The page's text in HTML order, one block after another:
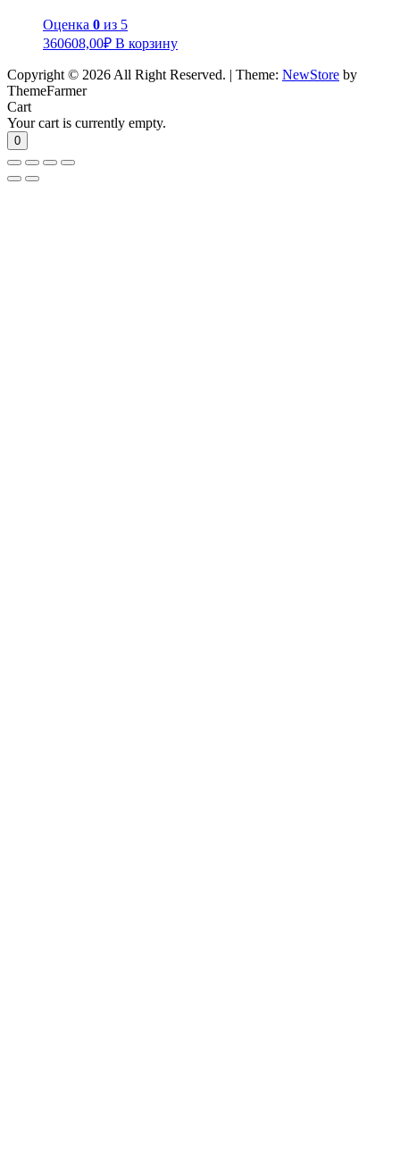
Оценка 0 из 5
360608,00₽ В корзину
Copyright © 2026 All Right Reserved. | Theme: NewStore by
ThemeFarmer
Cart
Your cart is currently empty.
0